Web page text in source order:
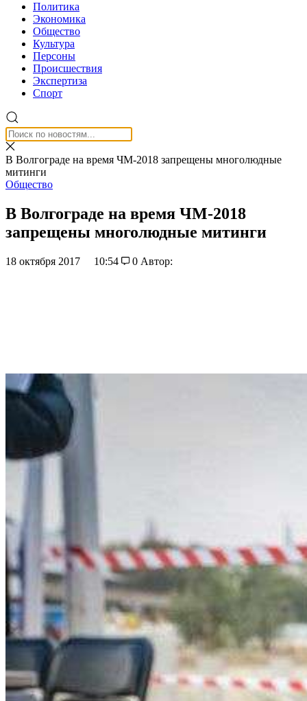
Политика
Экономика
Общество
Культура
Персоны
Происшествия
Экспертиза
Спорт
В Волгограде на время ЧМ-2018 запрещены многолюдные
митинги
Общество
В Волгограде на время ЧМ-2018
запрещены многолюдные митинги
18 октября 2017 10:54 0 Автор: